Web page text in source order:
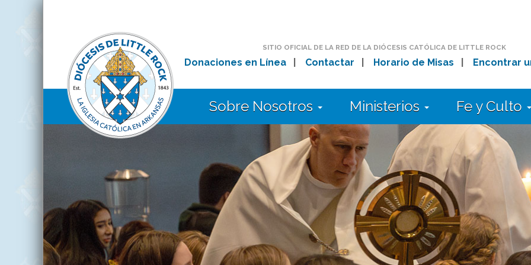
SITIO OFICIAL DE LA RED DE LA DIÓCESIS CATÓLICA DE LITTLE ROCK
Donaciones en Línea| Contactar Horario de Misas Encontrar
Sobre Nosotros Ministerios Fe y Culto